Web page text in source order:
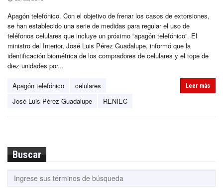
Apagón telefónico. Con el objetivo de frenar los casos de extorsiones,
se han establecido una serie de medidas para regular el uso de
teléfonos celulares que incluye un próximo “apagón telefónico”. El
ministro del Interior, José Luis Pérez Guadalupe, informó que la
identificación biométrica de los compradores de celulares y el tope de
diez unidades por...
Apagón telefónico
celulares
José Luis Pérez Guadalupe
RENIEC
Leer más
Buscar